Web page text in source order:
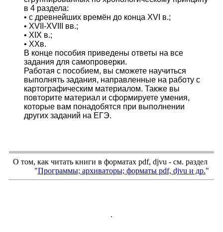
в 4 раздела:
• с древнейших времён до конца XVI в.;
• XVII-XVIII вв.;
• XIX в.;
• ХХв.
В конце пособия приведены ответы на все
задания для самопроверки.
Работая с пособием, вы сможете научиться
выполнять задания, направленные на работу с
картографическим материалом. Также вы
повторите материал и сформируете умения,
которые вам понадобятся при выполнении
других заданий на ЕГЭ.
О том, как читать книги в форматах pdf, djvu - см. раздел
"Программы; архиваторы; форматы pdf, djvu и др."
.